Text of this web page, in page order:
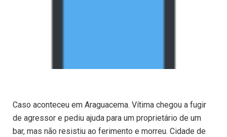
Caso aconteceu em Araguacema. Vítima chegou a fugir
de agressor e pediu ajuda para um proprietário de um
bar, mas não resistiu ao ferimento e morreu. Cidade de